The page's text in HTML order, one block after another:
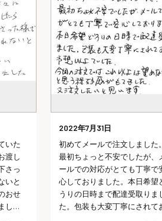
いた
渡し
さっ
いと
おせ
し
2022年7月31日
初めてメールで注文しました
最初ちょっと不安でしたが、
ールでの対応がとても丁寧で
心しておりました。本日希望
うりの日時まで配達受取りま
た。包装も大変丁寧にされて